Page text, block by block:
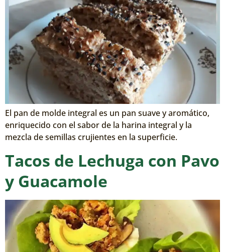
El pan de molde integral es un pan suave y aromático,
enriquecido con el sabor de la harina integral y la
mezcla de semillas crujientes en la superficie.
Tacos de Lechuga con Pavo
y Guacamole